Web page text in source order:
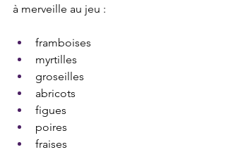
à merveille au jeu :
framboises
myrtilles
groseilles
abricots
figues
poires
fraises